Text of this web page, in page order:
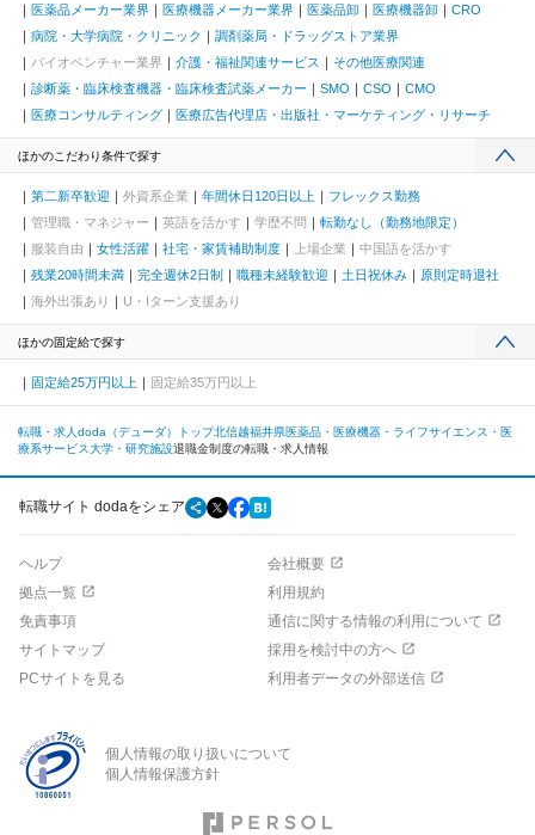
医薬品メーカー業界 医療機器メーカー業界 医薬品卸 医療機器卸
CRO
病院・大学病院・クリニック
調剤薬局・ドラッグストア業界
バイオベンチャー業界
介護・福祉関連サービス
その他医療関連
診断薬・臨床検査機器・臨床検査試薬メーカー
SMO CSO
CMO
医療コンサルティング
医療広告代理店・出版社・マーケティング・リサーチ
ほかのこだわり条件で探す
第二新卒歓迎 外資系企業 年間休日120日以上
フレックス勤務
管理職・マネジャー
英語を活かす 学歴不問
転勤なし（勤務地限定）
服装自由
女性活躍 社宅・家賃補助制度 上場企業
中国語を活かす
残業20時間未満
完全週休2日制 職種未経験歓迎 土日祝休み
原則定時退社
海外出張あり
U・Iターン支援あり
ほかの固定給で探す
固定給25万円以上 固定給35万円以上
転職・求人doda（デューダ）トップ北信越福井県医薬品・医療機器・ライフサイエンス・医
療系サービス大学・研究施設退職金制度の転職・求人情報
転職サイト dodaをシェア
ヘルプ
会社概要
拠点一覧
利用規約
免責事項
通信に関する情報の利用について
サイトマップ
採用を検討中の方へ
PCサイトを見る
利用者データの外部送信
個人情報の取り扱いについて
個人情報保護方針